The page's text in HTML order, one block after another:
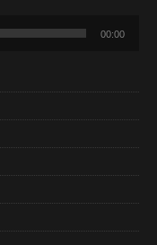
00:00